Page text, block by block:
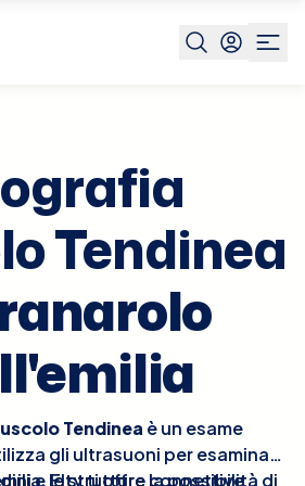
Muscolo Tendinea
Granarolo
Tendinea
Tendinea è un esame
gli ultrasuoni per esaminare
e le strutture connettive
Elty ti offre la possibilità di